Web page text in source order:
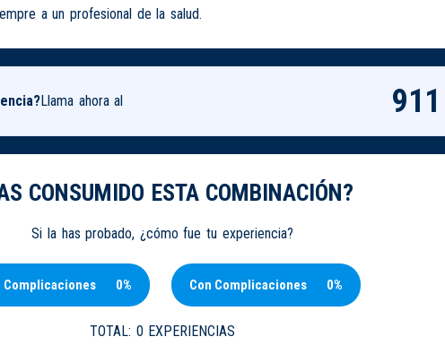
a un profesional de la salud.
Llama ahora al 911
CONSUMIDO ESTA COMBINACIÓN?
Si la has probado, ¿cómo fue tu experiencia?
Complicaciones 0% Con Complicaciones 0%
TOTAL: 0 EXPERIENCIAS